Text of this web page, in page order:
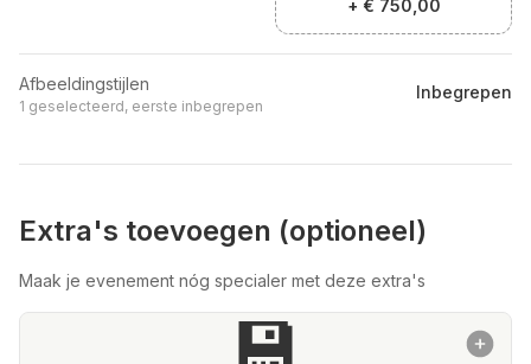
+ € 750,00
Afbeeldingstijlen
1 geselecteerd, eerste inbegrepen
Inbegrepen
Extra's toevoegen (optioneel)
Maak je evenement nóg specialer met deze extra's